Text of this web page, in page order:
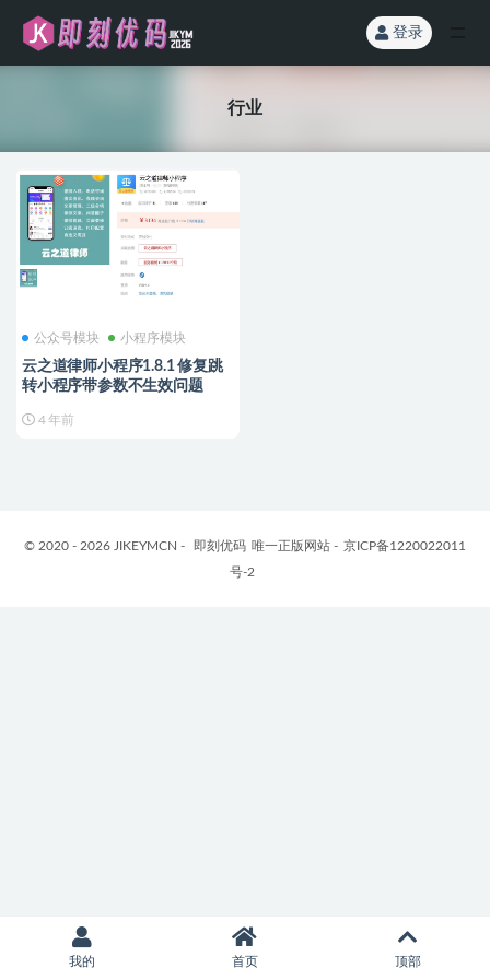
登录
行业
公众号模块 小程序模块
云之道律师小程序1.8.1 修复跳
转小程序带参数不生效问题
4 年前
© 2020 - 2026 JIKEYMCN - 即刻优码 唯一正版网站 - 京ICP备1220022011
号-2
我的 首页 顶部